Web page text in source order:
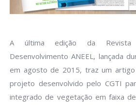
A última edição da
Desenvolvimento ANEEL, lançada
em agosto de 2015, traz um
projeto desenvolvido pelo CGTI
integrado de vegetação em faixa